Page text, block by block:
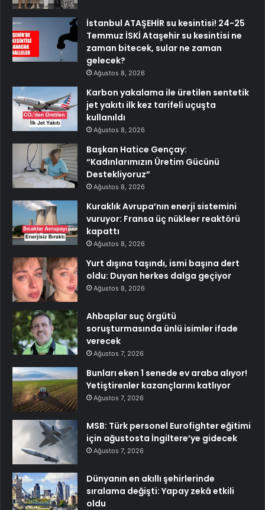
İstanbul ATAŞEHİR su kesintisi! 24-25
Temmuz İSKİ Ataşehir su kesintisi ne
zaman bitecek, sular ne zaman
gelecek?
Ağustos 8, 2026
Karbon yakalama ile üretilen sentetik
jet yakıtı ilk kez tarifeli uçuşta
kullanıldı
Ağustos 8, 2026
Başkan Hatice Gençay:
“Kadınlarımızın Üretim Gücünü
Destekliyoruz”
Ağustos 8, 2026
Kuraklık Avrupa’nın enerji sistemini
vuruyor: Fransa üç nükleer reaktörü
kapattı
Ağustos 8, 2026
Yurt dışına taşındı, ismi başına dert
oldu: Duyan herkes dalga geçiyor
Ağustos 8, 2026
Ahbaplar suç örgütü
soruşturmasında ünlü isimler ifade
verecek
Ağustos 7, 2026
Bunları eken 1 senede ev araba alıyor!
Yetiştirenler kazançlarını katlıyor
Ağustos 7, 2026
MSB: Türk personel Eurofighter eğitimi
için ağustosta İngiltere’ye gidecek
Ağustos 7, 2026
Dünyanın en akıllı şehirlerinde
sıralama değişti: Yapay zekâ etkili
oldu